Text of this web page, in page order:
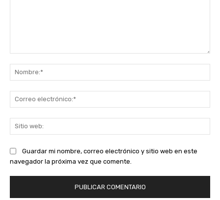
Guardar mi nombre, correo electrónico y sitio web en este
navegador la próxima vez que comente.